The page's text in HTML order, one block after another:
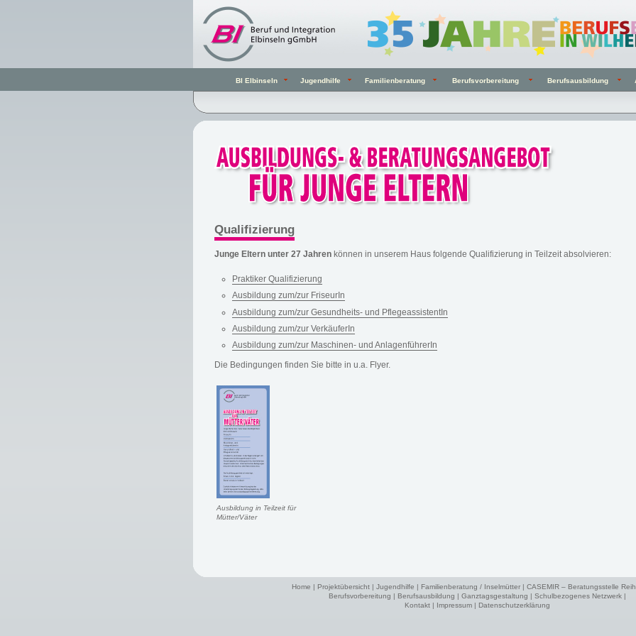
Qualifizierung
Junge Eltern unter 27 Jahren können in unserem Haus folgende Qualifizierung in Teilzeit absolvieren:
Praktiker Qualifizierung
Ausbildung zum/zur FriseurIn
Ausbildung zum/zur Gesundheits- und PflegeassistentIn
Ausbildung zum/zur VerkäuferIn
Ausbildung zum/zur Maschinen- und AnlagenführerIn
Die Bedingungen finden Sie bitte in u.a. Flyer.
Ausbildung in Teilzeit für
Mütter/Väter
Home | Projektübersicht | Jugendhilfe | Familienberatung / Inselmütter | CASEMIR – Beratungsstelle
Berufsvorbereitung | Berufsausbildung | Ganztagsgestaltung | Schulbezogenes Netzwerk|
Kontakt| Impressum| Datenschutzerklärung
BI Elbinseln Jugendhilfe Familienberatung Berufsvorbereitung Berufsausbildung